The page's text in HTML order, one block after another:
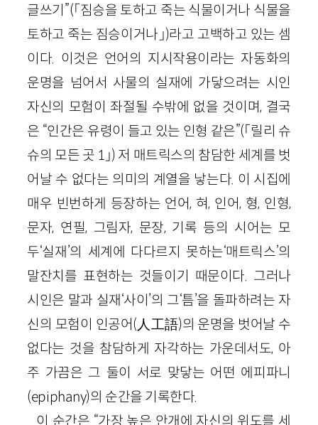
글쓰기”(「짐승을 토하고 죽는 식물이거나 식물을
토하고 죽는 짐승이거나」)라고 고백하고 있는 셈
이다. 이것은 언어의 지시작용이라는 자동화의
운명을 넘어서 사물의 실재에 가닿으려는 시인
자신의 모험이 좌절될 수밖에 없을 것이며, 결국
은 “인간은 유령이 들고 있는 인형 같은”(「릴리 슈
슈의 모든 곳 1」) 저 매트릭스의 참담한 세계를 벗
어날 수 없다는 의미의 계열을 낳는다. 이 시집에
매우 빈번하게 등장하는 언어, 혀, 인어, 형, 인형,
문자, 연필, 그림자, 문장, 기록 등의 시어는 모
두‘실재’의 세계에 다다르지 못하는‘매트릭스’의
말잔치를 표현하는 것들이기 때문이다. 그러나
시인은 말과 실재‘사이’의 그‘틈’을 돌파하려는 자
신의 모험이 인공어(人工語)의 운명을 벗어날 수
없다는 것을 참담하게 자각하는 가운데서도, 아
주 가끔은 그 둘이 서로 맞닿는 어떤 에피파니
(epiphany)의 순간을 기록한다.
이 순간은 “가장 높은 안개에 자신의 위도를 세